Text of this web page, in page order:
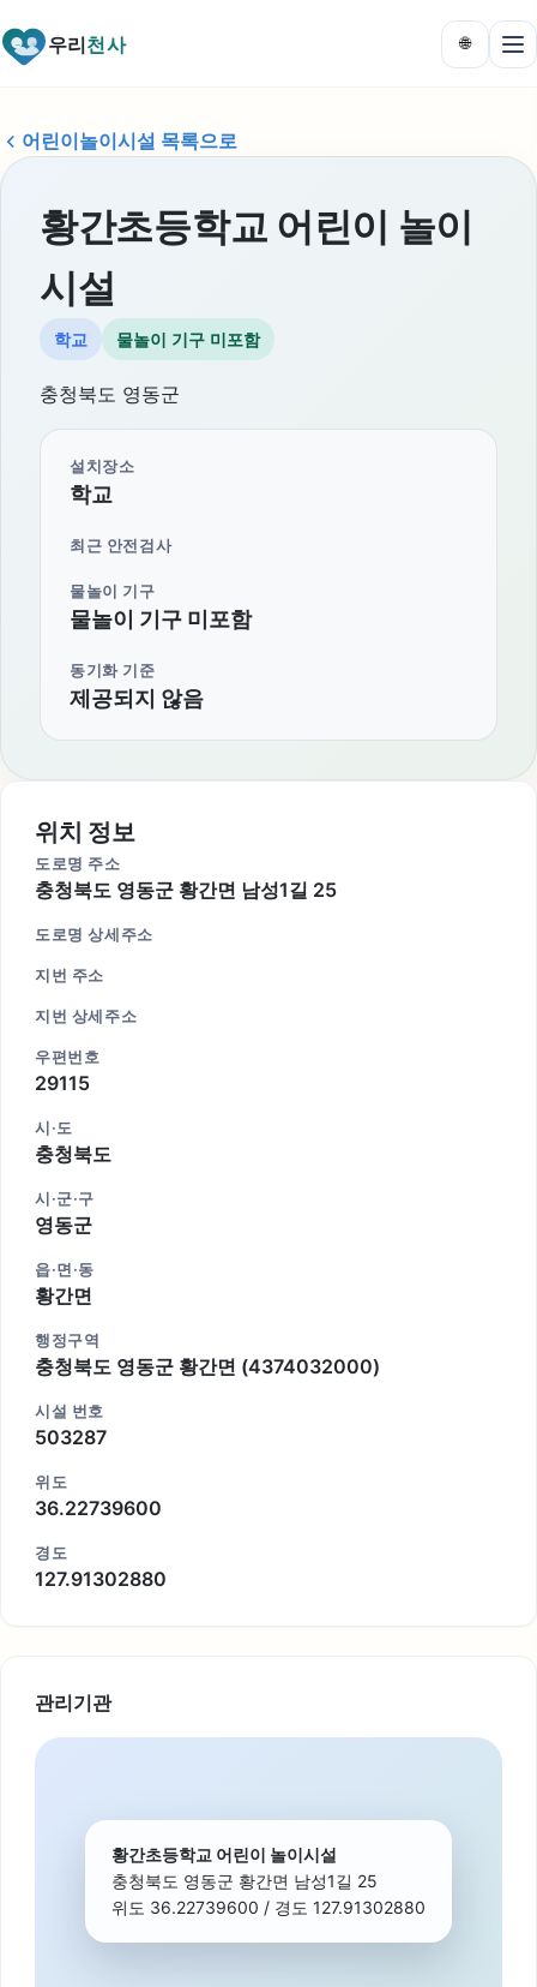
우리천사 🌐
어린이놀이시설 목록으로
황간초등학교 어린이 놀이
시설
학교 물놀이 기구 미포함
충청북도 영동군
설치장소
학교
최근 안전검사
물놀이 기구
물놀이 기구 미포함
동기화 기준
제공되지 않음
위치 정보
도로명 주소
충청북도 영동군 황간면 남성1길 25
도로명 상세주소
지번 주소
지번 상세주소
우편번호
29115
시·도
충청북도
시·군·구
영동군
읍·면·동
황간면
행정구역
충청북도 영동군 황간면 (4374032000)
시설 번호
503287
위도
36.22739600
경도
127.91302880
관리기관
황간초등학교 어린이 놀이시설
충청북도 영동군 황간면 남성1길 25
위도 36.22739600 / 경도 127.91302880